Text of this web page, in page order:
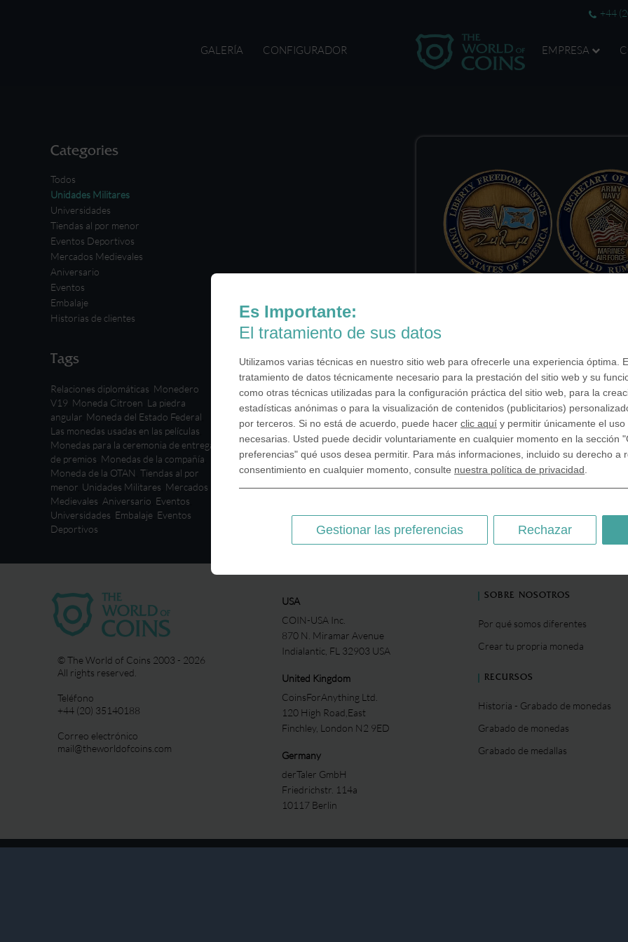
+44
GALERÍA CONFIGURADOR EMPRESA
Categories
Todos
Unidades Militares
Universidades
Tiendas al por menor
Eventos Deportivos
Mercados Medievales
Aniversario
Eventos
Embalaje
Historias de clientes
Tags
Relaciones diplomáticas Monedero
V19 Moneda Citroen La piedra
angular Moneda del Estado Federal
Las monedas usadas en las películas
Monedas para la ceremonia de entrega
de premios Monedas de la compañía
Moneda de la OTAN Tiendas al por
menor Unidades Militares Mercados
Medievales Aniversario Eventos
Universidades Embalaje Eventos
Deportivos
que cambia su vida. Y puesto que
militar puede dejar huella en un
soldado, nos encargamos de
Unidades Militares
© The World of Coins 2003 - 2026
All rights reserved.
Teléfono
+44 (20) 35140188
Correo electrónico
mail@theworldofcoins.com
USA
COIN-USA Inc.
870 N. Miramar Avenue
Indialantic, FL 32903 USA
United Kingdom
CoinsForAnything Ltd.
120 High Road,East
Finchley, London N2 9ED
Germany
derTaler GmbH
Friedrichstr. 114a
10117 Berlin
SOBRE NOSOTROS
Por qué somos diferentes
Crear tu propria moneda
RECURSOS
Historia - Grabado de monedas
Grabado de monedas
Grabado de medallas
Es Importante:
El tratamiento de sus datos
Utilizamos varias técnicas en nuestro sitio web para ofrecerle una experiencia óptima.
tratamiento de datos técnicamente necesario para la prestación del sitio web y su
como otras técnicas utilizadas para la configuración práctica del sitio web, para la
estadísticas anónimas o para la visualización de contenidos (publicitarios)
por terceros. Si no está de acuerdo, puede hacer clic aquí y permitir únicamente el
necesarias. Usted puede decidir voluntariamente en cualquier momento en la sección
preferencias" qué usos desea permitir. Para más informaciones, incluido su derecho a
consentimiento en cualquier momento, consulte nuestra política de privacidad
Rechazar
Gestionar las preferencias